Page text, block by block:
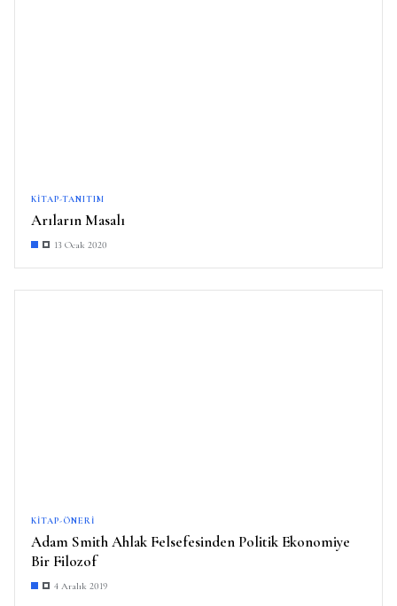
KITAP-TANITIM
Arıların Masalı
13 Ocak 2020
KITAP-ÖNERI
Adam Smith Ahlak Felsefesinden Politik Ekonomiye
Bir Filozof
4 Aralık 2019